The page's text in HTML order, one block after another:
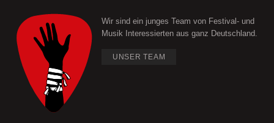
Wir sind ein junges Team von Festival- und
Musik Interessierten aus ganz Deutschland.
UNSER TEAM